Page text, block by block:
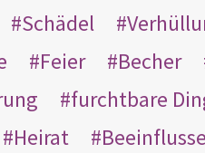
Schädel
Feier Becher
furchtbare
Heirat